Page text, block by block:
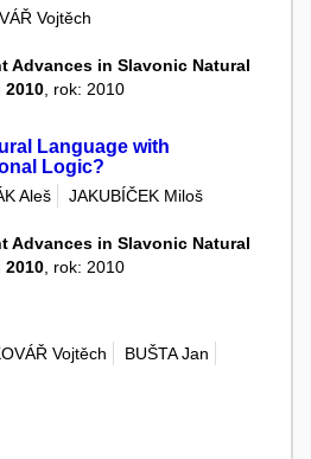
Vojtěch
Advances in Slavonic Natural
2010 , rok: 2010
Language with
Logic?
Aleš
JAKUBÍČEK Miloš
Advances in Slavonic Natural
2010 , rok: 2010
Vojtěch
BUŠTA Jan